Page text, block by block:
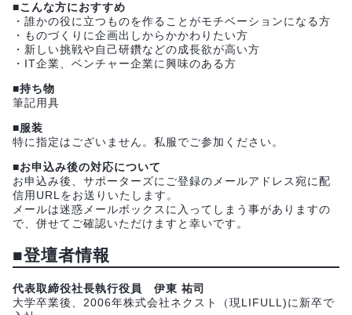
■こんな方におすすめ
・誰かの役に立つものを作ることがモチベーションになる方
・ものづくりに企画出しからかかわりたい方
・新しい挑戦や自己研鑽などの成長欲が高い方
・IT企業、ベンチャー企業に興味のある方
■持ち物
筆記用具
■服装
特に指定はございません。私服でご参加ください。
■お申込み後の対応について
お申込み後、サポーターズにご登録のメールアドレス宛に配
信用URLをお送りいたします。
メールは迷惑メールボックスに入ってしまう事がありますの
で、併せてご確認いただけますと幸いです。
■登壇者情報
代表取締役社長執行役員 伊東 祐司
大学卒業後、2006年株式会社ネクスト（現LIFULL)に新卒で